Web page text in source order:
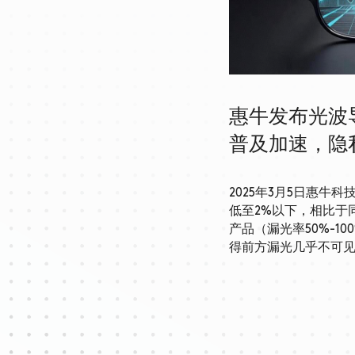
惠牛发布光波
普及加速，隐
2025年3月5日惠牛科
低至2%以下，相比于
产品（漏光率50%-
得前方漏光几乎不可